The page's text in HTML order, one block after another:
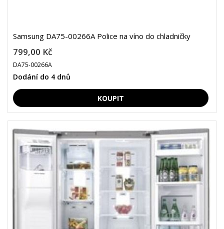
Samsung DA75-00266A Police na víno do chladničky
799,00 Kč
DA75-00266A
Dodání do 4 dnů